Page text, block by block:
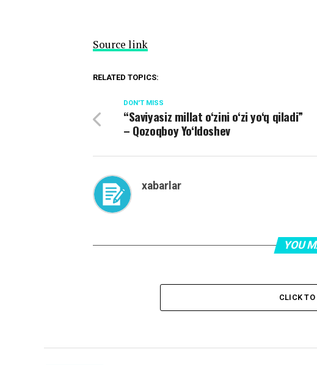
Source link
RELATED TOPICS:
DON'T MISS
“Saviyasiz millat o‘zini o‘zi yo‘q qiladi”
– Qozoqboy Yo‘ldoshev
xabarlar
YOU
CLICK